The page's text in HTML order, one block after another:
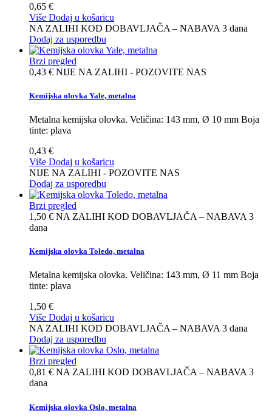
0,65 €
Više Dodaj u košaricu
NA ZALIHI KOD DOBAVLJAČA – NABAVA 3 dana
Dodaj za usporedbu
Brzi pregled
0,43 € NIJE NA ZALIHI - POZOVITE NAS
Kemijska olovka Yale, metalna
Metalna kemijska olovka. Veličina: 143 mm, Ø 10 mm Boja
tinte: plava
0,43 €
Više Dodaj u košaricu
NIJE NA ZALIHI - POZOVITE NAS
Dodaj za usporedbu
Brzi pregled
1,50 € NA ZALIHI KOD DOBAVLJAČA – NABAVA 3
dana
Kemijska olovka Toledo, metalna
Metalna kemijska olovka. Veličina: 143 mm, Ø 11 mm Boja
tinte: plava
1,50 €
Više Dodaj u košaricu
NA ZALIHI KOD DOBAVLJAČA – NABAVA 3 dana
Dodaj za usporedbu
Brzi pregled
0,81 € NA ZALIHI KOD DOBAVLJAČA – NABAVA 3
dana
Kemijska olovka Oslo, metalna